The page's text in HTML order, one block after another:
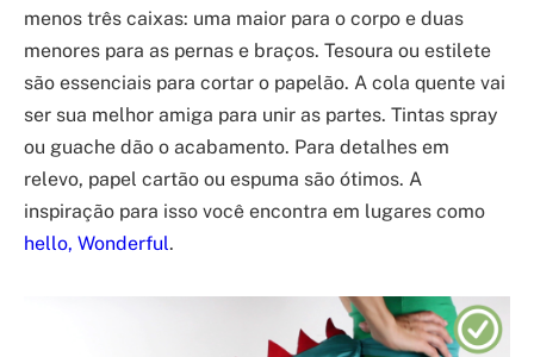
menos três caixas: uma maior para o corpo e duas
menores para as pernas e braços. Tesoura ou estilete
são essenciais para cortar o papelão. A cola quente vai
ser sua melhor amiga para unir as partes. Tintas spray
ou guache dão o acabamento. Para detalhes em
relevo, papel cartão ou espuma são ótimos. A
inspiração para isso você encontra em lugares como
hello, Wonderful.